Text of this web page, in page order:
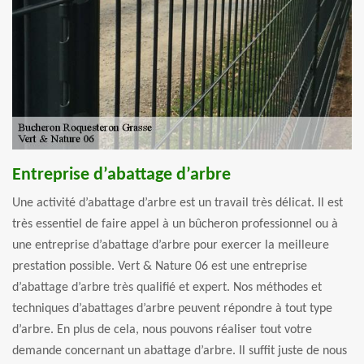
Entreprise d’abattage d’arbre
Une activité d’abattage d’arbre est un travail très délicat. Il est
très essentiel de faire appel à un bûcheron professionnel ou à
une entreprise d’abattage d’arbre pour exercer la meilleure
prestation possible. Vert & Nature 06 est une entreprise
d’abattage d’arbre très qualifié et expert. Nos méthodes et
techniques d’abattages d’arbre peuvent répondre à tout type
d’arbre. En plus de cela, nous pouvons réaliser tout votre
demande concernant un abattage d’arbre. Il suffit juste de nous